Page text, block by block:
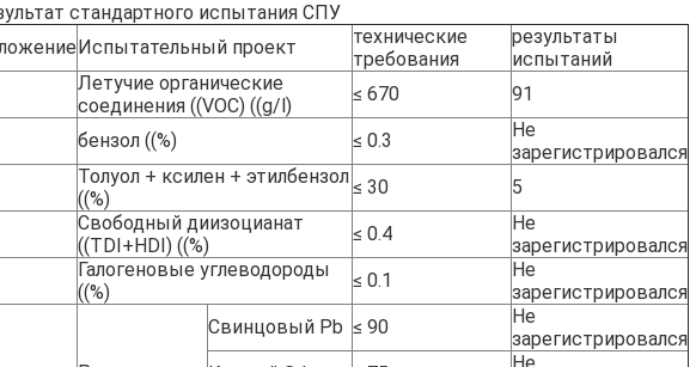
стандартного испытания СПУ
Испытательный проект
технические
требования
результаты
испытаний
Летучие органические
соединения ((VOC) ((g/l)
≤ 670 91
бензол ((%) ≤ 0.3
Не
зарегистрировался
Толуол + ксилен + этилбензол
((%)
≤ 30 5
Свободный диизоцианат
((TDI+HDI) ((%)
≤ 0.4
Не
зарегистрировался
Галогеновые углеводороды
((%)
≤ 0.1
Не
зарегистрировался
Свинцовый Pb ≤ 90
Не
зарегистрировался